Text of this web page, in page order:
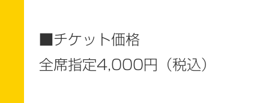
■チケット価格
全席指定4,000円（税込）